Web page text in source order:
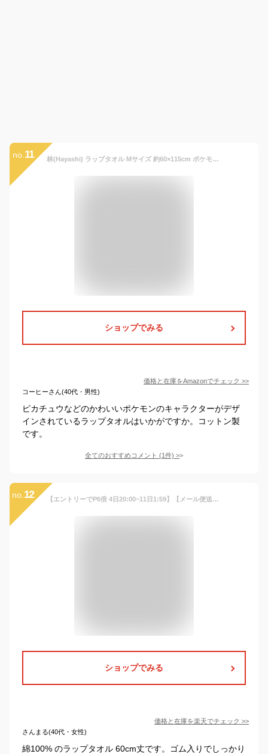
no. 11 林(Hayashi) ラップタオル Mサイズ 約60×115cm ポケモン4829 ライトブルー MP482900
ショップでみる
価格と在庫をAmazonでチェック >>
コーヒーさん(40代・男性)
ピカチュウなどのかわいいポケモンのキャラクターがデザ
インされているラップタオルはいかがですか。コットン製
です。
全てのおすすめコメント (1件) >
no. 12 【エントリーでP6倍 4日20:00~11日1:59】【メール便送料無料】ユニコーン リボン 柄 ラップタオル 60cm丈 綿100% ゴム入りギャザー ホック付き 紫外線遮蔽加工 制菌加工 ユニコーンとリボン 巻きタオル 女の子 ラップバスタオル ジュニア プールタオル[rp6][rpa6]
ショップでみる
価格と在庫を楽天でチェック >>
さんまる(40代・女性)
綿100% のラップタオル 60cm丈です。ゴム入りでしっかり